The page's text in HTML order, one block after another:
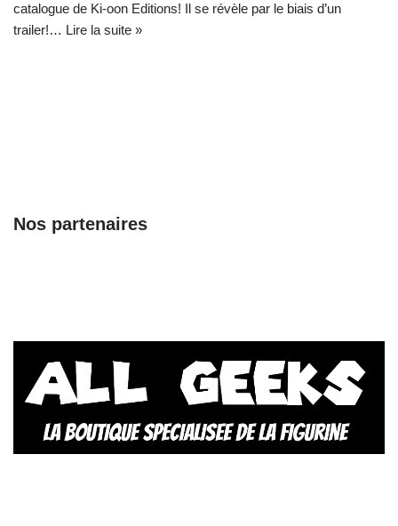
catalogue de Ki-oon Editions! Il se révèle par le biais d’un
trailer!… Lire la suite »
Nos partenaires